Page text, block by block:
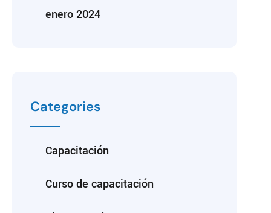
enero 2024
Categories
Capacitación
Curso de capacitación